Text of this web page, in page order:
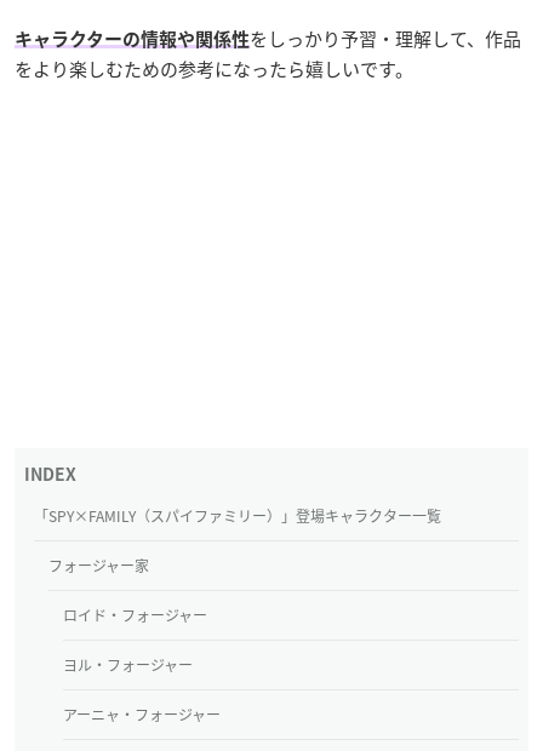
キャラクターの情報や関係性をしっかり予習・理解して、作品
をより楽しむための参考になったら嬉しいです。
「SPY×FAMILY（スパイファミリー）」登場キャラクター一覧
フォージャー家
ロイド・フォージャー
ヨル・フォージャー
アーニャ・フォージャー